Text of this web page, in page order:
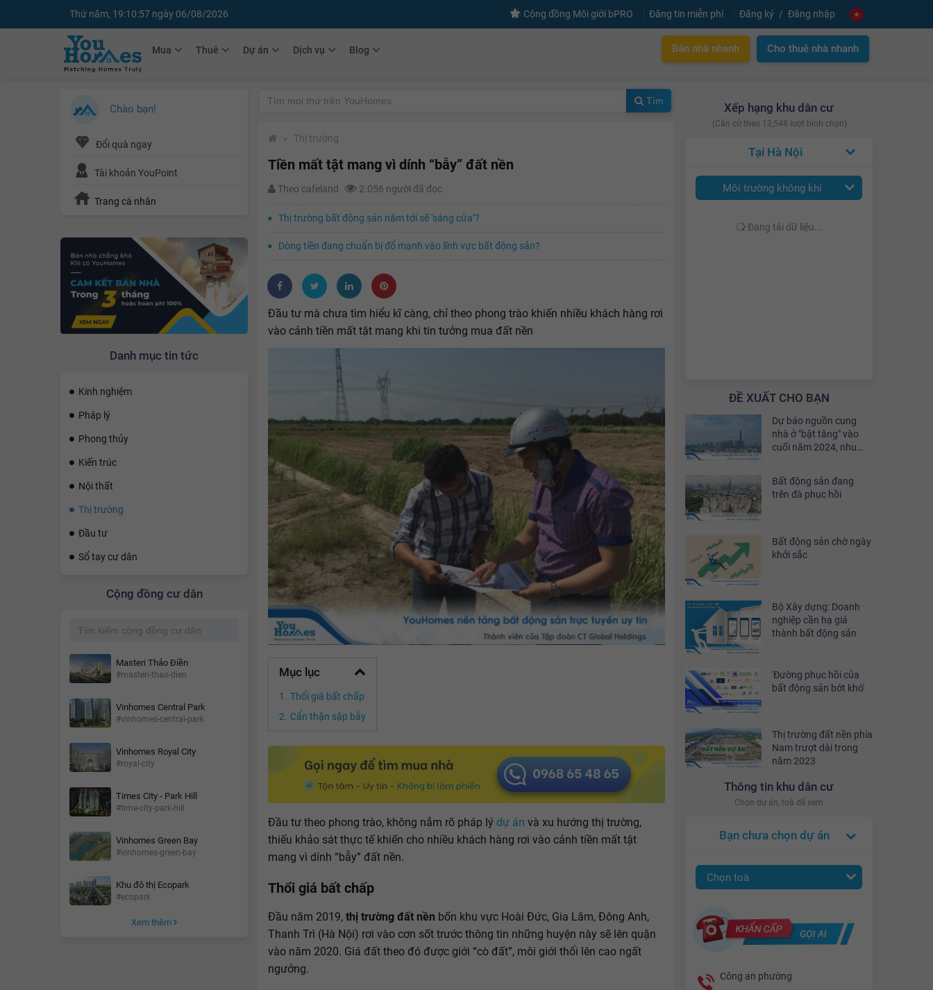
Thứ năm, 19:10:59 ngày 06/08/2026 Cộng đồng Môi giới bPRO Đăng tin miễn phí Đăng ký Đăng nhập
Mua Thuê Dự án Dịch vụ Blog Bán nhà nhanh Cho thuê nhà nhanh
Chào bạn!
Đổi quà ngay
Tài khoản YouPoint
Trang cá nhân
Danh mục tin tức
Kinh nghiệm
Pháp lý
Phong thủy
Kiến trúc
Nội thất
Thị trường
Đầu tư
Sổ tay cư dân
Cộng đồng cư dân
Masteri Thảo Điền
#masteri-thao-dien
Vinhomes Central Park
#vinhomes-central-park
Vinhomes Royal City
#royal-city
Times City - Park Hill
#time-city-park-hill
Vinhomes Green Bay
#vinhomes-green-bay
Khu đô thị Ecopark
#ecopark
Xem thêm
Xếp hạng khu dân cư
(Căn cứ theo 13,548 lượt bình chọn)
Hà Nội
Môi trường không khí
Đang tải dữ liệu...
ĐỀ XUẤT CHO BẠN
Dự báo nguồn cung
nhà ở "bật tăng" vào
cuối năm 2024, nhu
khoảng 30%
Bất động sản đang
trên đà phục hồi
Bất động sản chờ ngày
khởi sắc
Bộ Xây dựng: Doanh
nghiệp cần hạ giá
thành bất động sản
'Đường phục hồi của
bất động sản bớt khó'
Thị trường đất nền phía
Nam trượt dài trong
năm 2023
Thông tin khu dân cư
Chọn dự án, toà để xem
Bạn chưa chọn dự án
Chọn toà
Công an phường
Tìm
› Thị trường
Tiền mất tật mang vì dính “bẫy” đất nền
Theo cafeland 2.056 người đã đọc
Thị trường bất động sản năm tới sẽ ‘sáng cửa’?
Dòng tiền đang chuẩn bị đổ mạnh vào lĩnh vực bất động sản?
Đầu tư mà chưa tìm hiểu kĩ càng, chỉ theo phong trào khiến nhiều khách hàng rơi
vào cảnh tiền mất tật mang khi tin tưởng mua đất nền
Mục lục
Thổi giá bất chấp
Cẩn thận sập bẫy
Đầu tư theo phong trào, không nắm rõ pháp lý dự án và xu hướng thị trường,
thiếu khảo sát thực tế khiến cho nhiều khách hàng rơi vào cảnh tiền mất tật
mang vì dính “bẫy” đất nền.
Thổi giá bất chấp
Đầu năm 2019, thị trường đất nền bốn khu vực Hoài Đức, Gia Lâm, Đông Anh,
Thanh Trì (Hà Nội) rơi vào cơn sốt trước thông tin những huyện này sẽ lên quận
vào năm 2020. Giá đất theo đó được giới “cò đất”, môi giới thổi lên cao ngất
ngưởng.